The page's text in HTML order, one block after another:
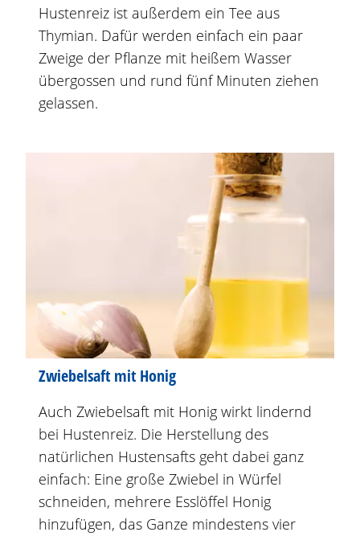
Hustenreiz ist außerdem ein Tee aus
Thymian. Dafür werden einfach ein paar
Zweige der Pflanze mit heißem Wasser
übergossen und rund fünf Minuten ziehen
gelassen.
Zwiebelsaft mit Honig
Auch Zwiebelsaft mit Honig wirkt lindernd
bei Hustenreiz. Die Herstellung des
natürlichen Hustensafts geht dabei ganz
einfach: Eine große Zwiebel in Würfel
schneiden, mehrere Esslöffel Honig
hinzufügen, das Ganze mindestens vier